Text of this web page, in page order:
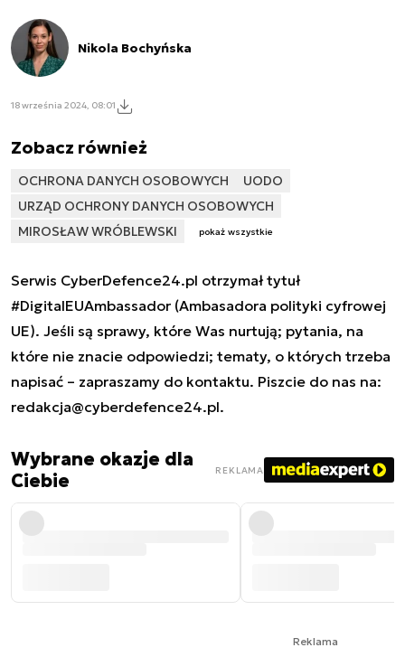
Nikola Bochyńska
18 września 2024, 08:01
Zobacz również
OCHRONA DANYCH OSOBOWYCH
UODO
URZĄD OCHRONY DANYCH OSOBOWYCH
MIROSŁAW WRÓBLEWSKI
pokaż wszystkie
Serwis CyberDefence24.pl otrzymał tytuł
#DigitalEUAmbassador (Ambasadora polityki cyfrowej
UE). Jeśli są sprawy, które Was nurtują; pytania, na
które nie znacie odpowiedzi; tematy, o których trzeba
napisać – zapraszamy do kontaktu. Piszcie do nas na:
redakcja@cyberdefence24.pl.
Wybrane okazje dla
Ciebie
REKLAMA
Reklama